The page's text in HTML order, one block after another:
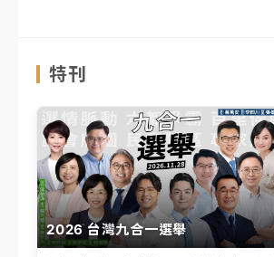
特刊
2026 台灣九合一選舉